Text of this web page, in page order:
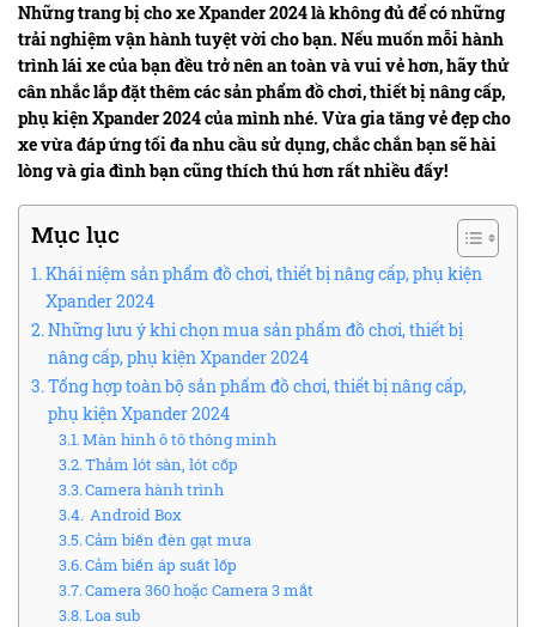
Những trang bị cho xe Xpander 2024 là không đủ để có những
trải nghiệm vận hành tuyệt vời cho bạn. Nếu muốn mỗi hành
trình lái xe của bạn đều trở nên an toàn và vui vẻ hơn, hãy thử
cân nhắc lắp đặt thêm các sản phẩm đồ chơi, thiết bị nâng cấp,
phụ kiện Xpander 2024 của mình nhé. Vừa gia tăng vẻ đẹp cho
xe vừa đáp ứng tối đa nhu cầu sử dụng, chắc chắn bạn sẽ hài
lòng và gia đình bạn cũng thích thú hơn rất nhiều đấy!
Mục lục
Khái niệm sản phẩm đồ chơi, thiết bị nâng cấp, phụ kiện
Xpander 2024
Những lưu ý khi chọn mua sản phẩm đồ chơi, thiết bị
nâng cấp, phụ kiện Xpander 2024
Tổng hợp toàn bộ sản phẩm đồ chơi, thiết bị nâng cấp,
phụ kiện Xpander 2024
Màn hình ô tô thông minh
Thảm lót sàn, lót cốp
Camera hành trình
Android Box
Cảm biến đèn gạt mưa
Cảm biến áp suất lốp
Camera 360 hoặc Camera 3 mắt
Loa sub